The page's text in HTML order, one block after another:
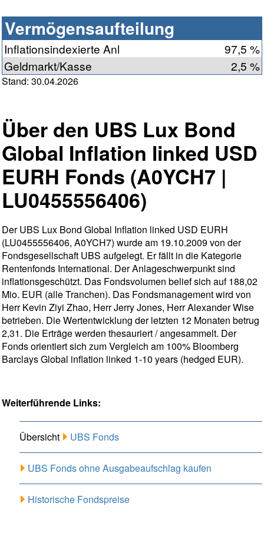
Vermögensaufteilung
Inflationsindexierte Anl
97,5 %
Geldmarkt/Kasse
2,5 %
Stand: 30.04.2026
Über den UBS Lux Bond
Global Inflation linked USD
EURH Fonds (A0YCH7 |
LU0455556406)
Der UBS Lux Bond Global Inflation linked USD EURH
(LU0455556406, A0YCH7) wurde am 19.10.2009 von der
Fondsgesellschaft UBS aufgelegt. Er fällt in die Kategorie
Rentenfonds International. Der Anlageschwerpunkt sind
inflationsgeschützt. Das Fondsvolumen belief sich auf 188,02
Mio. EUR (alle Tranchen). Das Fondsmanagement wird von
Herr Kevin Ziyi Zhao, Herr Jerry Jones, Herr Alexander Wise
betrieben. Die Wertentwicklung der letzten 12 Monaten betrug
2,31. Die Erträge werden thesauriert / angesammelt. Der
Fonds orientiert sich zum Vergleich am 100% Bloomberg
Barclays Global inflation linked 1-10 years (hedged EUR).
Weiterführende Links:
Übersicht UBS Fonds
UBS Fonds ohne Ausgabeaufschlag kaufen
Historische Fondspreise